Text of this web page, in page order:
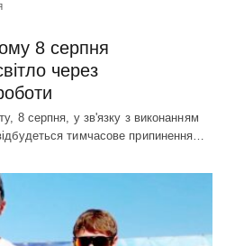
8 серпня
через
8 серпня, у зв'язку з виконанням
тимчасове припинення…